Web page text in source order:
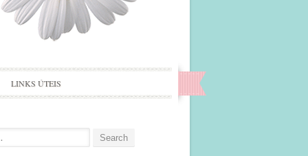
LINKS ÚTEIS